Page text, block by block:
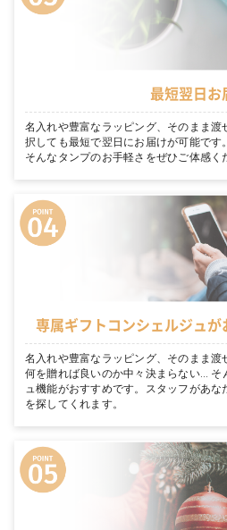
最短翌日お
名入れや豊富なラッピング、そのまま渡
択しても最短で翌日にお届けが可能です
そんなタンプのお手軽さをぜひご体感く
専属ギフトコンシェルジュ
名入れや豊富なラッピング、そのまま渡
何を贈れば良いのか中々決まらない… そ
ュ機能がおすすめです。スタッフがあな
を探してくれます。